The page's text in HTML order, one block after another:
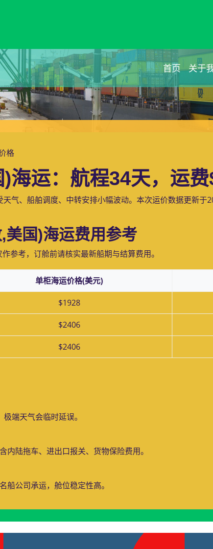
首页 关于
格
海运：航程34天，运
天气、船舶调度、中转安排小幅波动。本次运价数据更新于
国)海运费用参考
参考，订舱前请核实最新船期与结算费用。
单柜海运价格(美元)
$1928
$2406
$2406
端天气会临时延误。
陆拖车、进出口报关、货物保险费用。
船公司承运，舱位稳定性高。